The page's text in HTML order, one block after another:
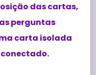
das cartas,
perguntas
carta isolada